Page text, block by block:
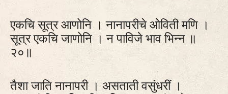
एकचि सूत्र आणोनि । नानापरीचे ओविती मणि ।
सूत्र एकचि जाणोनि । न पाविजे भाव भिन्न ॥
२०॥
तैशा जाति नानापरी । असताती वसुंधरीं ।